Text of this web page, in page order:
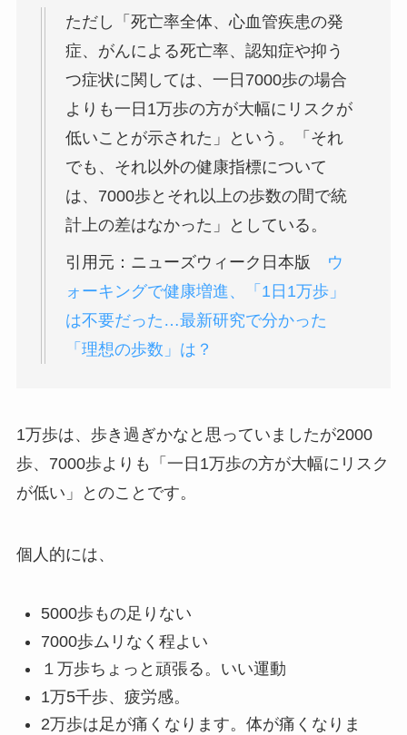
ただし「死亡率全体、心血管疾患の発
症、がんによる死亡率、認知症や抑う
つ症状に関しては、一日7000歩の場合
よりも一日1万歩の方が大幅にリスクが
低いことが示された」という。「それ
でも、それ以外の健康指標について
は、7000歩とそれ以上の歩数の間で統
計上の差はなかった」としている。
引用元：ニューズウィーク日本版
ウ
ォーキングで健康増進、「1日1万歩」
は不要だった…最新研究で分かった
「理想の歩数」は？
1万歩は、歩き過ぎかなと思っていましたが2000
歩、7000歩よりも「一日1万歩の方が大幅にリスク
が低い」とのことです。
個人的には、
5000歩もの足りない
7000歩ムリなく程よい
１万歩ちょっと頑張る。いい運動
1万5千歩、疲労感。
2万歩は足が痛くなります。体が痛くなりま